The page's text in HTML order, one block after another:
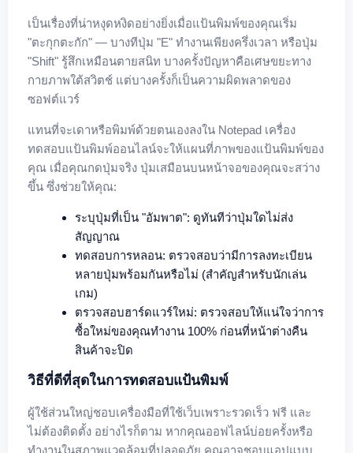
เป็นเรื่องที่น่าหงุดหงิดอย่างยิ่งเมื่อแป้นพิมพ์ของคุณเริ่ม
"ตะกุกตะกัก" — บางทีปุ่ม "E" ทำงานเพียงครึ่งเวลา หรือปุ่ม
"Shift" รู้สึกเหมือนตายสนิท บางครั้งปัญหาคือเศษขยะทาง
กายภาพใต้สวิตช์ แต่บางครั้งก็เป็นความผิดพลาดของ
ซอฟต์แวร์
แทนที่จะเดาหรือพิมพ์ด้วยตนเองลงใน Notepad เครื่อง
ทดสอบแป้นพิมพ์ออนไลน์จะให้แผนที่ภาพของแป้นพิมพ์ของ
คุณ เมื่อคุณกดปุ่มจริง ปุ่มเสมือนบนหน้าจอของคุณจะสว่าง
ขึ้น ซึ่งช่วยให้คุณ:
ระบุปุ่มที่เป็น "อัมพาต": ดูทันทีว่าปุ่มใดไม่ส่ง
สัญญาณ
ทดสอบการหลอน: ตรวจสอบว่ามีการลงทะเบียน
หลายปุ่มพร้อมกันหรือไม่ (สำคัญสำหรับนักเล่น
เกม)
ตรวจสอบฮาร์ดแวร์ใหม่: ตรวจสอบให้แน่ใจว่าการ
ซื้อใหม่ของคุณทำงาน 100% ก่อนที่หน้าต่างคืน
สินค้าจะปิด
วิธีที่ดีที่สุดในการทดสอบแป้นพิมพ์
ผู้ใช้ส่วนใหญ่ชอบเครื่องมือที่ใช้เว็บเพราะรวดเร็ว ฟรี และ
ไม่ต้องติดตั้ง อย่างไรก็ตาม หากคุณออฟไลน์บ่อยครั้งหรือ
ทำงานในสภาพแวดล้อมที่ปลอดภัย คุณอาจชอบแอปแบบ